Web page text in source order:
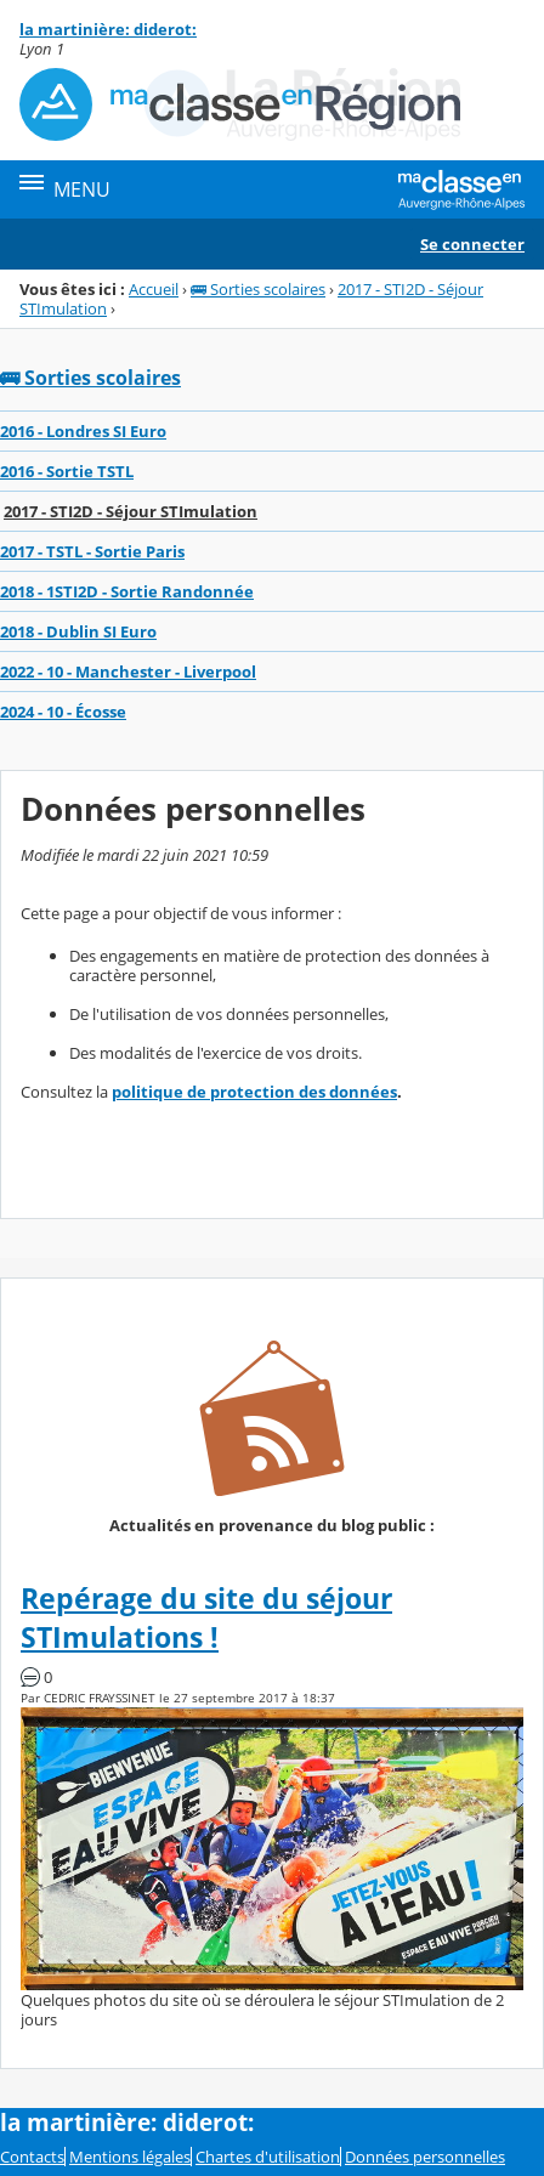
Menu de la rubrique
Contenu
la martinière: diderot:
Lyon 1
MENU
Se connecter
Vous êtes ici : Accueil›🚌 Sorties scolaires› 2017 - STI2D - Séjour
STImulation ›
🚌 Sorties scolaires
2016 - Londres SI Euro
2016 - Sortie TSTL
2017 - STI2D - Séjour STImulation
2017 - TSTL - Sortie Paris
2018 - 1STI2D - Sortie Randonnée
2018 - Dublin SI Euro
2022 - 10 - Manchester - Liverpool
2024 - 10 - Écosse
Données personnelles
Modifiée le mardi 22 juin 2021 10:59
Cette page a pour objectif de vous informer :
Des engagements en matière de protection des données à
caractère personnel,
De l'utilisation de vos données personnelles,
Des modalités de l'exercice de vos droits.
Consultez la politique de protection des données.
Actualités en provenance du blog public :
Repérage du site du séjour
STImulations !
0
Par CEDRIC FRAYSSINET le 27 septembre 2017 à 18:37
Quelques photos du site où se déroulera le séjour STImulation de 2
jours
la martinière: diderot:
Contacts Mentions légales Chartes d'utilisation Données personnelles